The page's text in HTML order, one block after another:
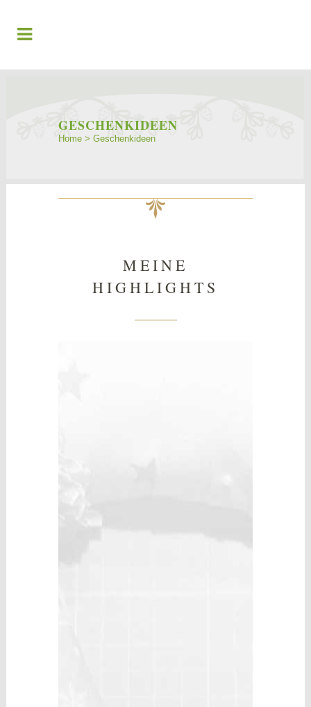
GESCHENKIDEEN
Home > Geschenkideen
MEINE
HIGHLIGHTS